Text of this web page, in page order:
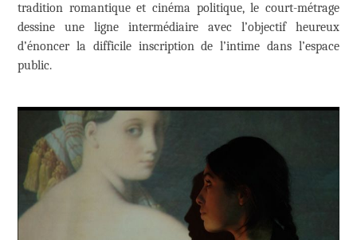
tradition romantique et cinéma politique, le court-métrage
dessine une ligne intermédiaire avec l’objectif heureux
d’énoncer la difficile inscription de l’intime dans l’espace
public.